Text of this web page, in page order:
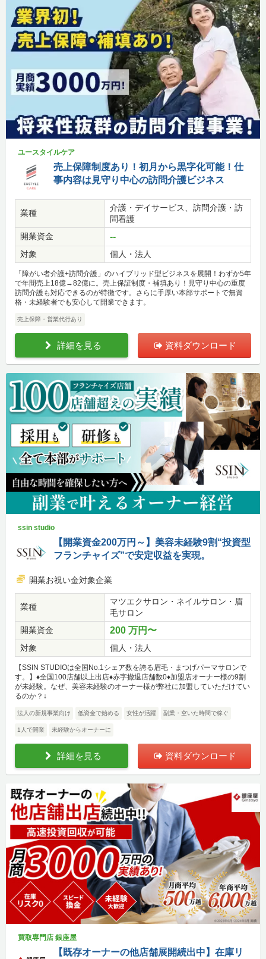
ユースタイルケア
売上保障制度あり！初月から黒字化可能！仕
事内容は見守り中心の訪問介護ビジネス
業種
介護・デイサービス、訪問介護・訪
問看護
開業資金
--
対象 個人・法人
「障がい者介護+訪問介護」のハイブリッド型ビジネスを展開！わずか5年
で年間売上18億→82億に。売上保証制度・補填あり！見守り中心の重度
訪問介護も対応できるのが特徴です。さらに手厚い本部サポートで無資
格・未経験者でも安心して開業できます。
売上保障・営業代行あり
詳細を見る 資料ダウンロード
ssin studio
【開業資金200万円～】美容未経験9割“投資型
フランチャイズ”で安定収益を実現。
開業お祝い金対象企業
業種
マツエクサロン・ネイルサロン・眉
毛サロン
開業資金
200 万円〜
対象 個人・法人
【SSIN STUDIOは全国No.1シェア数を誇る眉毛・まつげパーマサロンで
す。】♦全国100店舗以上出店♦赤字撤退店舗数0♦加盟店オーナー様の9割
が未経験。なぜ、美容未経験のオーナー様が弊社に加盟していただけてい
るのか？↓
法人の新規事業向け 低資金で始める 女性が活躍 副業・空いた時間で稼ぐ
1人で開業 未経験からオーナーに
詳細を見る 資料ダウンロード
買取専門店 銀座屋
【既存オーナーの他店舗展開続出中】在庫リ